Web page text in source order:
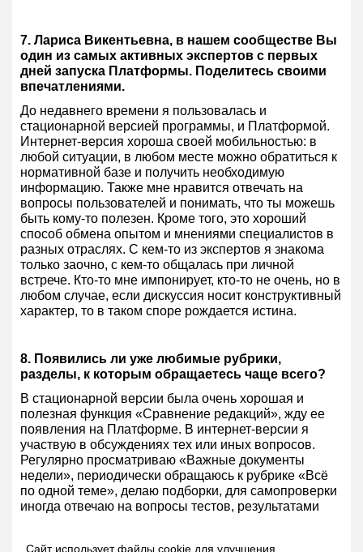
Сайт использует файлы cookie для улучшения
7. Лариса Викентьевна, в нашем сообществе Вы
один из самых активных экспертов с первых
дней запуска Платформы. Поделитесь своими
впечатлениями.
До недавнего времени я пользовалась и
стационарной версией программы, и Платформой.
Интернет-версия хороша своей мобильностью: в
любой ситуации, в любом месте можно обратиться к
нормативной базе и получить необходимую
информацию. Также мне нравится отвечать на
вопросы пользователей и понимать, что ты можешь
быть кому-то полезен. Кроме того, это хороший
способ обмена опытом и мнениями специалистов в
разных отраслях. С кем-то из экспертов я знакома
только заочно, с кем-то общалась при личной
встрече. Кто-то мне импонирует, кто-то не очень, но в
любом случае, если дискуссия носит конструктивный
характер, то в таком споре рождается истина.
8. Появились ли уже любимые рубрики,
разделы, к которым обращаетесь чаще всего?
В стационарной версии была очень хорошая и
полезная функция «Сравнение редакций», жду ее
появления на Платформе. В интернет-версии я
участвую в обсуждениях тех или иных вопросов.
Регулярно просматриваю «Важные документы
недели», периодически обращаюсь к рубрике «Всё
по одной теме», делаю подборки, для самопроверки
иногда отвечаю на вопросы тестов, результатами